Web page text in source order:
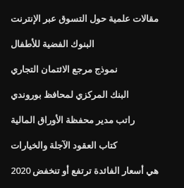
مقالات علمية حول التسوق عبر الإنترنت
البنوك الفضية للأطفال
نموذج مرجع الائتمان التجاري
البنك المركزي لمحافظ بوروندي
راتب مدير محفظة الأوراق المالية
كتاب العقود الآجلة والخيارات
هي أسعار الفائدة ترتفع أو تنخفض 2020